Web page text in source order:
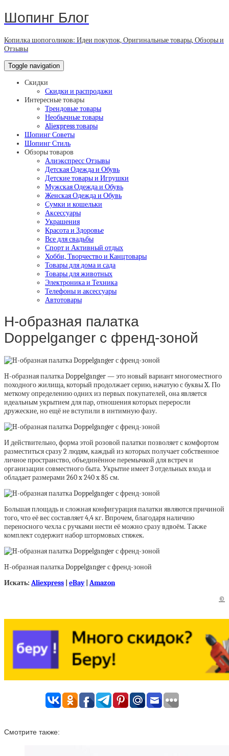
Шопинг Блог
Копилка шопоголиков: Идеи покупок, Оригинальные товары, Обзоры и
Отзывы
Toggle navigation
Скидки
Скидки и распродажи
Интересные товары
Трендовые товары
Необычные товары
Aliexpress товары
Шопинг Советы
Шопинг Стиль
Обзоры товаров
Алиэкспресс Отзывы
Детская Одежда и Обувь
Детские товары и Игрушки
Мужская Одежда и Обувь
Женская Одежда и Обувь
Сумки и кошельки
Аксессуары
Украшения
Красота и Здоровье
Все для свадьбы
Спорт и Активный отдых
Хобби, Творчество и Канцтовары
Товары для дома и сада
Товары для животных
Электроника и Техника
Телефоны и аксессуары
Автотовары
H-образная палатка
Doppelganger с френд-зоной
H-образная палатка Doppelganger — это новый вариант многоместного
походного жилища, который продолжает серию, начатую с буквы X. По
меткому определению одних из первых покупателей, она является
идеальным укрытием для пар, отношения которых переросли
дружеские, но ещё не вступили в интимную фазу.
И действительно, форма этой розовой палатки позволяет с комфортом
разместиться сразу 2 людям, каждый из которых получает собственное
личное пространство, объединённое перемычкой для встреч и
организации совместного быта. Укрытие имеет 3 отдельных входа и
обладает размерами 260 x 240 x 85 см.
Большая площадь и сложная конфигурация палатки являются причиной
того, что её вес составляет 4,4 кг. Впрочем, благодаря наличию
переносного чехла с ручками нести её можно сразу вдвоём. Также
комплект содержит набор штормовых стяжек.
H-образная палатка Doppelganger с френд-зоной
Искать: Aliexpress eBay| Amazon
©
Смотрите также: